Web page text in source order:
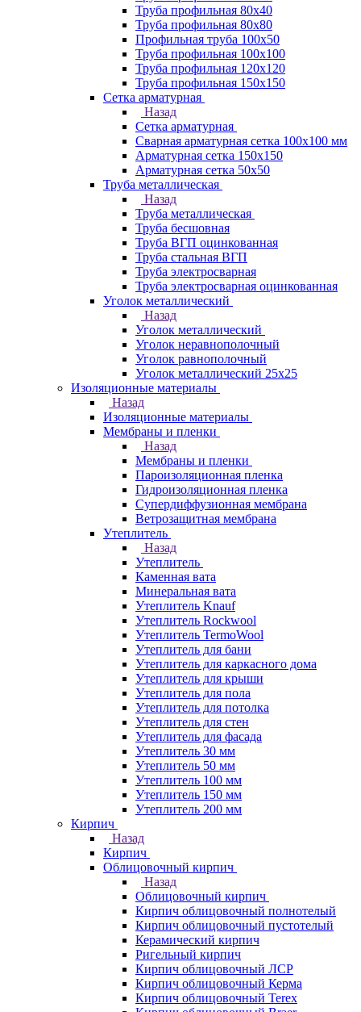
Труба профильная 80х40
Труба профильная 80х80
Профильная труба 100х50
Труба профильная 100х100
Труба профильная 120х120
Труба профильная 150х150
Сетка арматурная
Назад
Сетка арматурная
Сварная арматурная сетка 100х100 мм
Арматурная сетка 150х150
Арматурная сетка 50х50
Труба металлическая
Назад
Труба металлическая
Труба бесшовная
Труба ВГП оцинкованная
Труба стальная ВГП
Труба электросварная
Труба электросварная оцинкованная
Уголок металлический
Назад
Уголок металлический
Уголок неравнополочный
Уголок равнополочный
Уголок металлический 25х25
Изоляционные материалы
Назад
Изоляционные материалы
Мембраны и пленки
Назад
Мембраны и пленки
Пароизоляционная пленка
Гидроизоляционная пленка
Супердиффузионная мембрана
Ветрозащитная мембрана
Утеплитель
Назад
Утеплитель
Каменная вата
Минеральная вата
Утеплитель Knauf
Утеплитель Rockwool
Утеплитель TermoWool
Утеплитель для бани
Утеплитель для каркасного дома
Утеплитель для крыши
Утеплитель для пола
Утеплитель для потолка
Утеплитель для стен
Утеплитель для фасада
Утеплитель 30 мм
Утеплитель 50 мм
Утеплитель 100 мм
Утеплитель 150 мм
Утеплитель 200 мм
Кирпич
Назад
Кирпич
Облицовочный кирпич
Назад
Облицовочный кирпич
Кирпич облицовочный полнотелый
Кирпич облицовочный пустотелый
Керамический кирпич
Ригельный кирпич
Кирпич облицовочный ЛСР
Кирпич облицовочный Керма
Кирпич облицовочный Terex